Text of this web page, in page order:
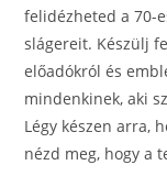
b
o
o
k
felidézheted a 70-
slágereit. Készülj
előadókról és
mindenkinek, aki
Légy készen arra,
nézd meg, hogy a